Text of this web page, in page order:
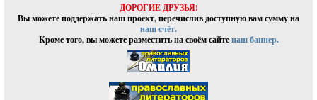
ДОРОГИЕ ДРУЗЬЯ!
Вы можете поддержать наш проект, перечислив доступную вам сумму на
наш счёт.
Кроме того, вы можете разместить на своём сайтенаш баннер.